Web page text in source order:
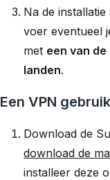
Na de
voer eventueel
met een van de
landen.
Een VPN
Download de
download de
installeer deze